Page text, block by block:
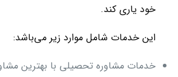
خود یاری کند.
این خدمات شامل موارد زیر می‌باشد:
خدمات مشاوره تحصیلی با بهترین